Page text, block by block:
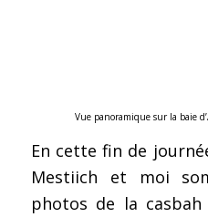
Vue panoramique sur la baie
En cette fin de
Mestiich et moi
photos de la casbah